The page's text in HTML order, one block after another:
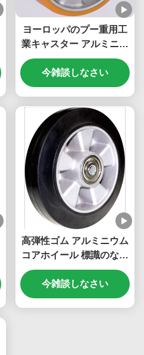
ヨーロッパのプー重用工
業キャスター アルミニウ
ムコアホイール 高負荷容
量 1100kg
今雑談しなさい
高弾性ゴム アルミニウム
コアホイール 標識のない
重用産業用ホイール 負荷
容量80kgから700kg
今雑談しなさい